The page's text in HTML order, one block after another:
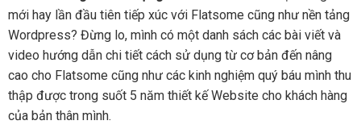
mới hay lần đầu tiên tiếp xúc với Flatsome cũng như nền tảng
Wordpress? Đừng lo, mình có một danh sách các bài viết và
video hướng dẫn chi tiết cách sử dụng từ cơ bản đến nâng
cao cho Flatsome cũng như các kinh nghiệm quý báu mình thu
thập được trong suốt 5 năm thiết kế Website cho khách hàng
của bản thân mình.